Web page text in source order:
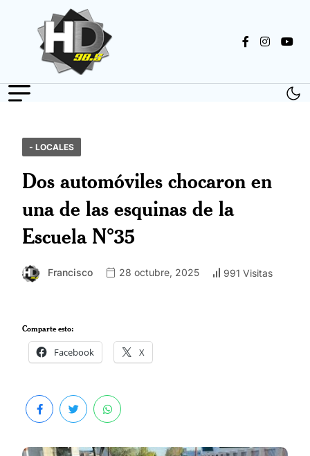
- LOCALES
Dos automóviles chocaron en
una de las esquinas de la
Escuela N°35
Francisco 28 octubre, 2025 991 Visitas
Comparte esto:
Facebook X